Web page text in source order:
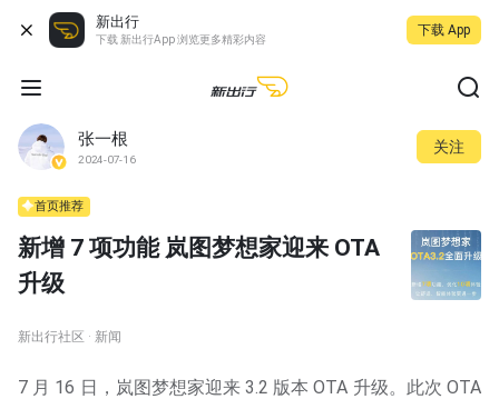
新出行
下载 新出行App 浏览更多精彩内容
下载 App
张一根
2024-07-16
关注
首页推荐
新增 7 项功能 岚图梦想家迎来 OTA
升级
新出行社区 · 新闻
7 月 16 日，岚图梦想家迎来 3.2 版本 OTA 升级。此次 OTA